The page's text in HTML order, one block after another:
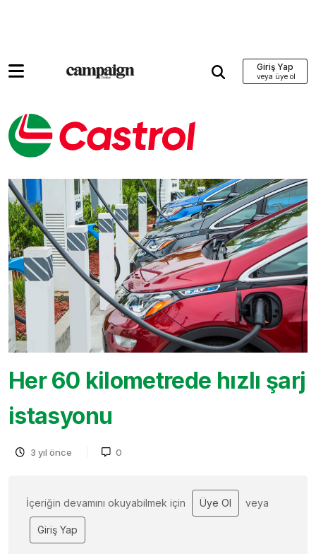
Giriş Yap
Her 60 kilometrede hızlı şarj
istasyonu
3 yıl önce 0
İçeriğin devamını okuyabilmek için Üye Ol veya
Giriş Yap